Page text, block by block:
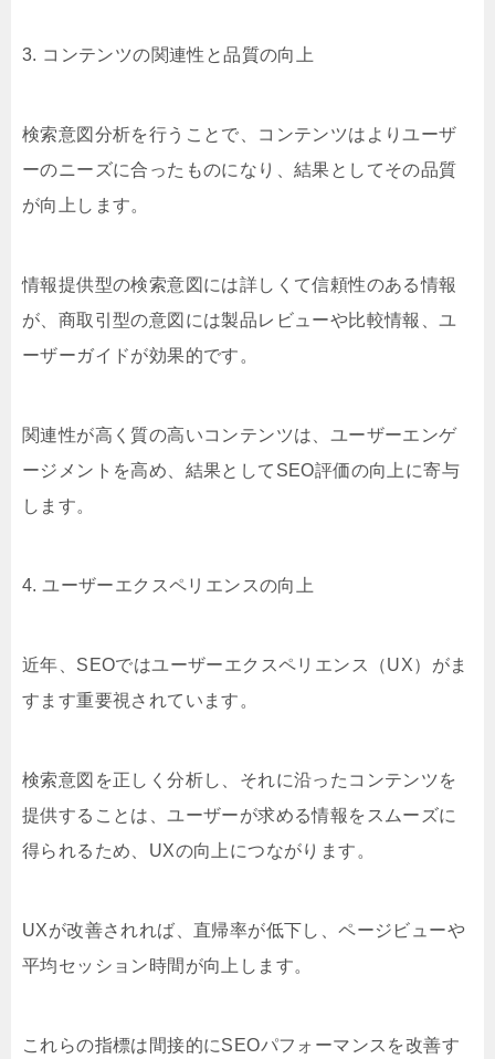
3. コンテンツの関連性と品質の向上
検索意図分析を行うことで、コンテンツはよりユーザ
ーのニーズに合ったものになり、結果としてその品質
が向上します。
情報提供型の検索意図には詳しくて信頼性のある情報
が、商取引型の意図には製品レビューや比較情報、ユ
ーザーガイドが効果的です。
関連性が高く質の高いコンテンツは、ユーザーエンゲ
ージメントを高め、結果としてSEO評価の向上に寄与
します。
4. ユーザーエクスペリエンスの向上
近年、SEOではユーザーエクスペリエンス（UX）がま
すます重要視されています。
検索意図を正しく分析し、それに沿ったコンテンツを
提供することは、ユーザーが求める情報をスムーズに
得られるため、UXの向上につながります。
UXが改善されれば、直帰率が低下し、ページビューや
平均セッション時間が向上します。
これらの指標は間接的にSEOパフォーマンスを改善す